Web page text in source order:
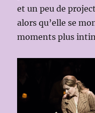
et un peu de
alors qu’elle se
moments plus